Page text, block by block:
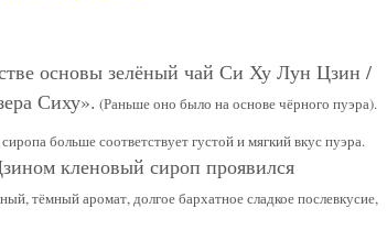
основы зелёный чай Си Ху Лун Цзин /
Сиху». (Раньше оно было на основе чёрного пуэра).
больше соответствует густой и мягкий вкус пуэра.
кленовый сироп проявился
тёмный аромат, долгое бархатное сладкое послевкусие,